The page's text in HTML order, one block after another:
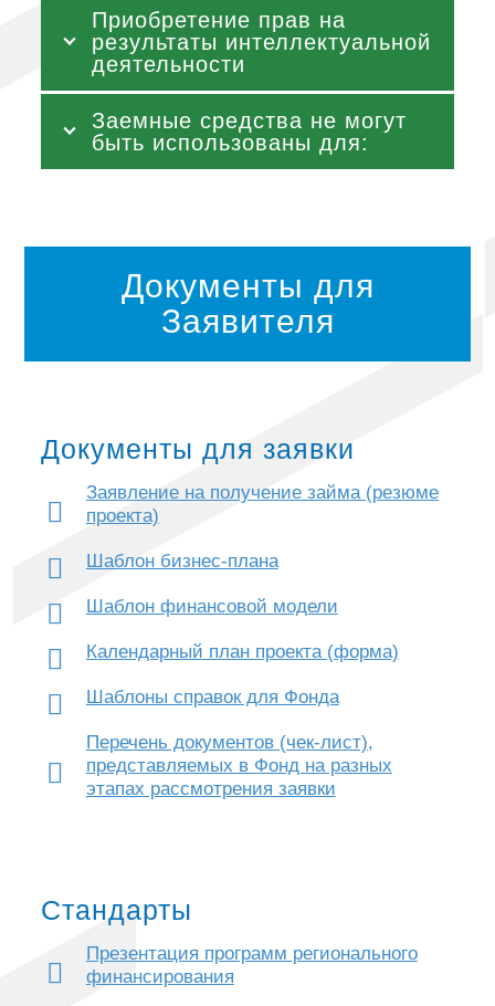
Приобретение прав на
результаты интеллектуальной
деятельности
Заемные средства не могут
быть использованы для:
Документы для
Заявителя
Документы для заявки
Заявление на получение займа (резюме
проекта)
Шаблон бизнес-плана
Шаблон финансовой модели
Календарный план проекта (форма)
Шаблоны справок для Фонда
Перечень документов (чек-лист),
представляемых в Фонд на разных
этапах рассмотрения заявки
Стандарты
Презентация программ регионального
финансирования